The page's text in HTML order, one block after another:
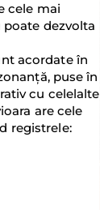
cele mai
dezvolta
acordate în
puse în
cu celelalte
are cele
registrele: